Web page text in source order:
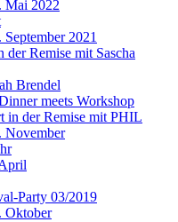
Mai 2022
2021
der Remise mit Sascha
Brendel
meets Workshop
in der Remise mit PHIL
November
Party 03/2019
Oktober